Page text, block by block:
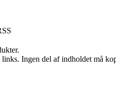
Ingen del af indholdet må